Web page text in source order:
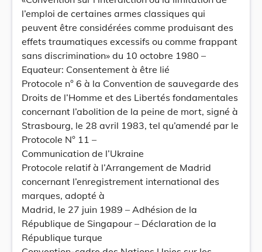
l’emploi de certaines armes classiques qui
peuvent être considérées comme produisant des
effets traumatiques excessifs ou comme frappant
sans discrimination» du 10 octobre 1980 –
Equateur: Consentement à être lié
Protocole n° 6 à la Convention de sauvegarde des
Droits de l’Homme et des Libertés fondamentales
concernant l’abolition de la peine de mort, signé à
Strasbourg, le 28 avril 1983, tel qu’amendé par le
Protocole N° 11 –
Communication de l’Ukraine
Protocole relatif à l’Arrangement de Madrid
concernant l’enregistrement international des
marques, adopté à
Madrid, le 27 juin 1989 – Adhésion de la
République de Singapour – Déclaration de la
République turque